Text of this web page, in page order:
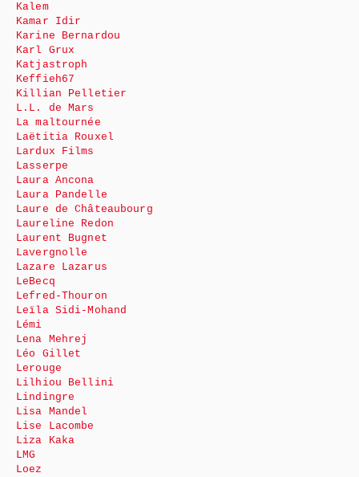
Kalem
Kamar Idir
Karine Bernardou
Karl Grux
Katjastroph
Keffieh67
Killian Pelletier
L.L. de Mars
La maltournée
Laëtitia Rouxel
Lardux Films
Lasserpe
Laura Ancona
Laura Pandelle
Laure de Châteaubourg
Laureline Redon
Laurent Bugnet
Lavergnolle
Lazare Lazarus
LeBecq
Lefred-Thouron
Leïla Sidi-Mohand
Lémi
Lena Mehrej
Léo Gillet
Lerouge
Lilhiou Bellini
Lindingre
Lisa Mandel
Lise Lacombe
Liza Kaka
LMG
Loez